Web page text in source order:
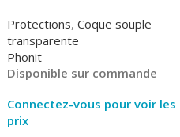
Protections, Coque souple
transparente
Phonit
Disponible sur commande
Connectez-vous pour voir les
prix